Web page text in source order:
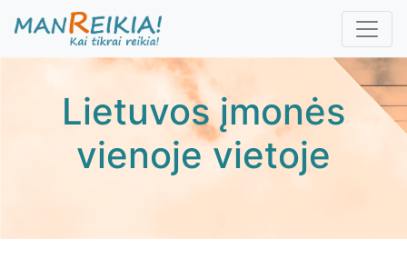
pagrindinį
Lietuvos įmonės
vienoje vietoje